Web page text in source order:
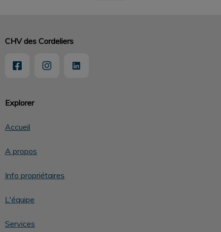
Explorer
Accueil
A propos
Info propriétaires
L'équipe
Services
CHV des Cordeliers